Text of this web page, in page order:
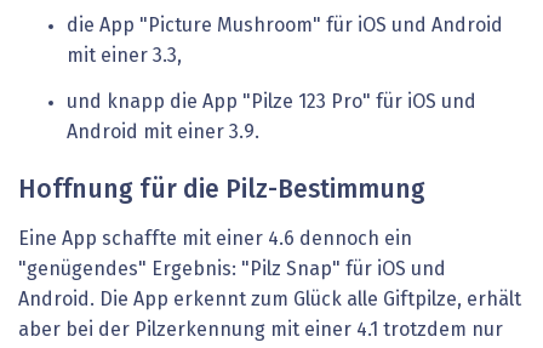
die App "Picture Mushroom" für iOS und Android
mit einer 3.3,
und knapp die App "Pilze 123 Pro" für iOS und
Android mit einer 3.9.
Hoffnung für die Pilz-Bestimmung
Eine App schaffte mit einer 4.6 dennoch ein
"genügendes" Ergebnis: "Pilz Snap" für iOS und
Android. Die App erkennt zum Glück alle Giftpilze, erhält
aber bei der Pilzerkennung mit einer 4.1 trotzdem nur